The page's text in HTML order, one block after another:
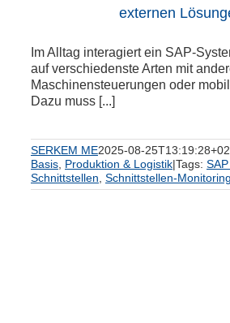
externen
Im Alltag interagiert ein SAP-
auf verschiedenste Arten mit
Maschinensteuerungen oder
Dazu muss [...]
SERKEM ME2025-08-
Basis Produktion & Logistik|Tags:
Schnittstellen Schnittstellen-Monitoring